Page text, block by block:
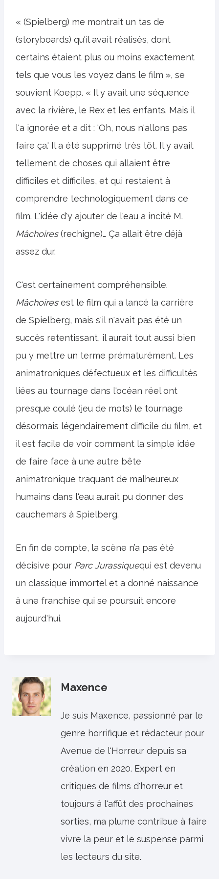
« (Spielberg) me montrait un tas de
(storyboards) qu'il avait réalisés, dont
certains étaient plus ou moins exactement
tels que vous les voyez dans le film », se
souvient Koepp. « Il y avait une séquence
avec la rivière, le Rex et les enfants. Mais il
l'a ignorée et a dit : 'Oh, nous n'allons pas
faire ça.' Il a été supprimé très tôt. Il y avait
tellement de choses qui allaient être
difficiles et difficiles, et qui restaient à
comprendre technologiquement dans ce
film. L'idée d'y ajouter de l'eau a incité M.
Mâchoires(rechigne)… Ça allait être déjà
assez dur.
C'est certainement compréhensible.
Mâchoiresest le film qui a lancé la carrière
de Spielberg, mais s'il n'avait pas été un
succès retentissant, il aurait tout aussi bien
pu y mettre un terme prématurément. Les
animatroniques défectueux et les difficultés
liées au tournage dans l'océan réel ont
presque coulé (jeu de mots) le tournage
désormais légendairement difficile du film, et
il est facile de voir comment la simple idée
de faire face à une autre bête
animatronique traquant de malheureux
humains dans l'eau aurait pu donner des
cauchemars à Spielberg.
En fin de compte, la scène n’a pas été
décisive pour Parc Jurassiquequi est devenu
un classique immortel et a donné naissance
à une franchise qui se poursuit encore
aujourd'hui.
Maxence
Je suis Maxence, passionné par le
genre horrifique et rédacteur pour
Avenue de l'Horreur depuis sa
création en 2020. Expert en
critiques de films d'horreur et
toujours à l'affût des prochaines
sorties, ma plume contribue à faire
vivre la peur et le suspense parmi
les lecteurs du site.